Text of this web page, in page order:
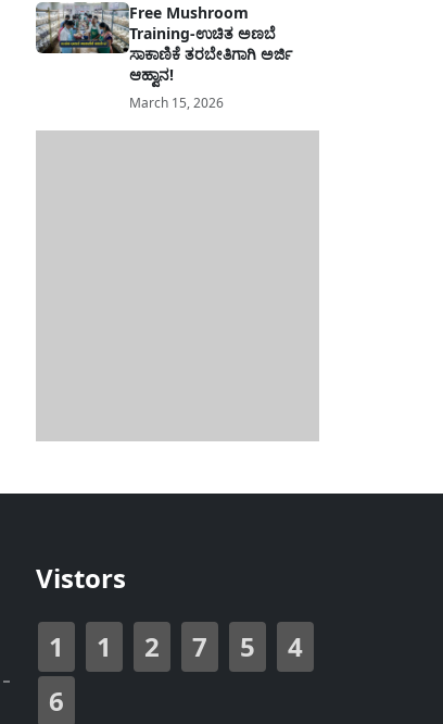
Free Mushroom
Training-ಉಚಿತ ಅಣಬೆ
ಸಾಕಾಣಿಕೆ ತರಬೇತಿಗಾಗಿ ಅರ್ಜಿ
ಆಹ್ವಾನ!
March 15, 2026
Vistors
1
1 2 7 5
4
6